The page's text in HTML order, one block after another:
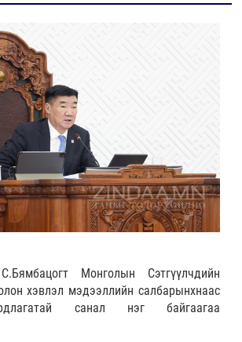
Монголын Сэтгүүлчдийн
хэвлэл мэдээллийн салбарынхнаас
санал нэг байгаагаа